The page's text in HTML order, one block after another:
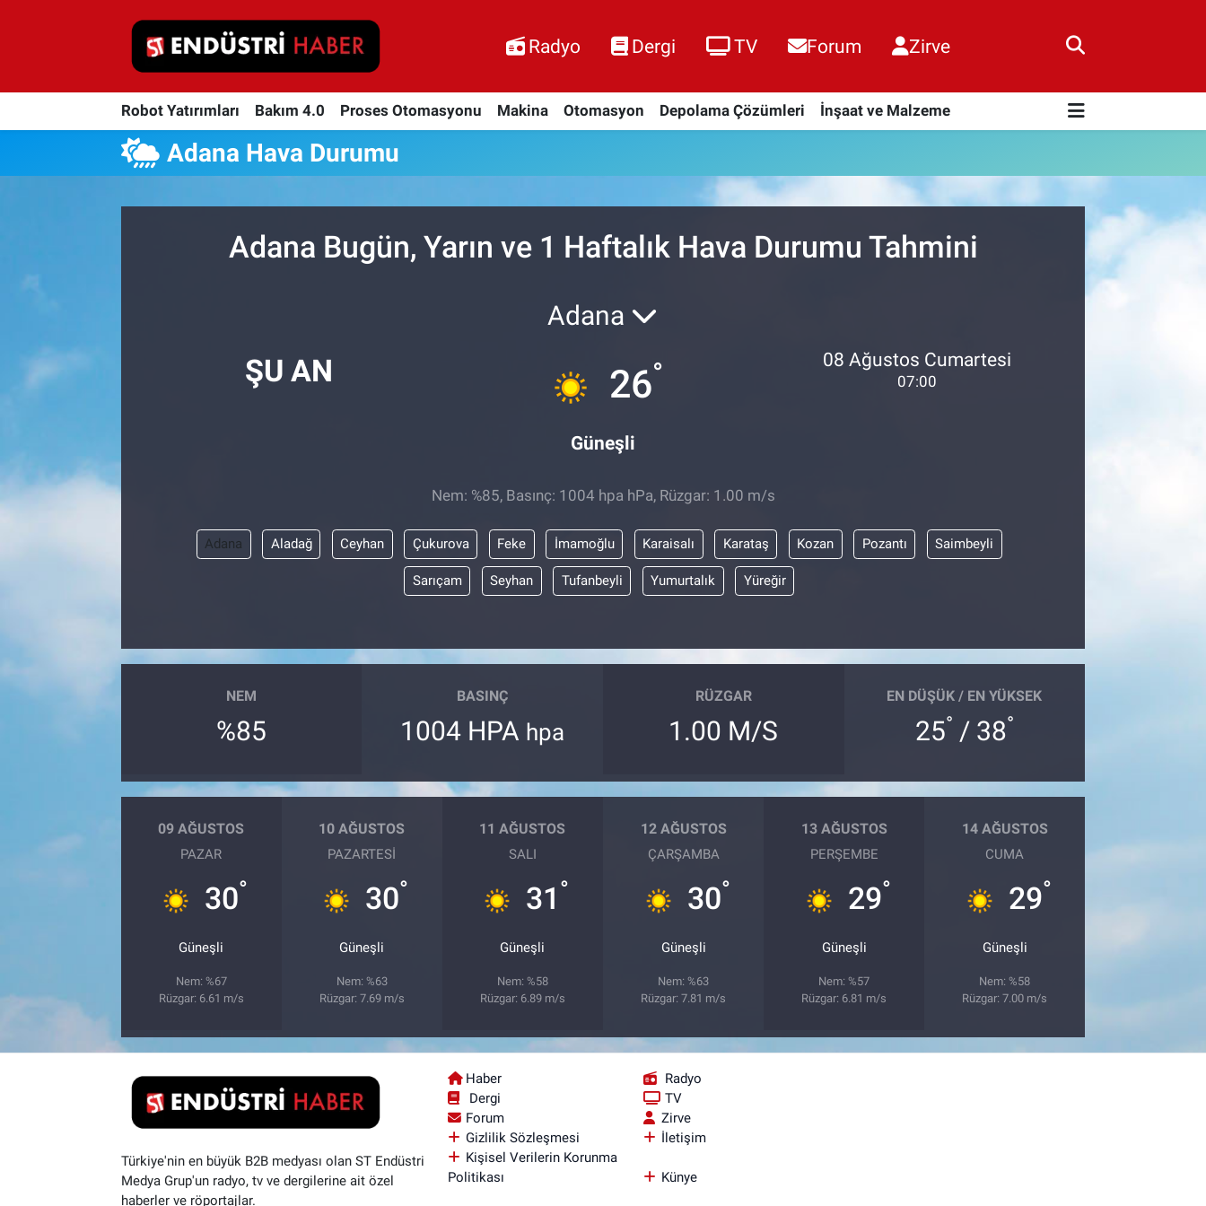
Radyo Dergi TV Forum Zirve
Robot Yatırımları Bakım 4.0 Proses Otomasyonu Makina Otomasyon Depolama Çözümleri İnşaat ve Malzeme
Adana Hava Durumu
Adana Bugün, Yarın ve 1 Haftalık Hava Durumu Tahmini
ŞU AN
Adana
26°
Güneşli
08 Ağustos Cumartesi
07:00
Nem: %85, Basınç: 1004 hpa hPa, Rüzgar: 1.00 m/s
Adana Aladağ Ceyhan Çukurova Feke İmamoğlu Karaisalı Karataş Kozan Pozantı Saimbeyli
Sarıçam Seyhan Tufanbeyli Yumurtalık Yüreğir
NEM
%85
BASINÇ
1004 HPA hpa
RÜZGAR
1.00 M/S
EN DÜŞÜK / EN YÜKSEK
25° / 38°
09 AĞUSTOS
PAZAR
30°
Güneşli
Nem: %67
Rüzgar: 6.61 m/s
10 AĞUSTOS
PAZARTESI
30°
Güneşli
Nem: %63
Rüzgar: 7.69 m/s
11 AĞUSTOS
SALI
31 °
Güneşli
Nem: %58
Rüzgar: 6.89 m/s
12 AĞUSTOS
ÇARŞAMBA
30°
Güneşli
Nem: %63
Rüzgar: 7.81 m/s
13 AĞUSTOS
PERŞEMBE
29°
Güneşli
Nem: %57
Rüzgar: 6.81 m/s
14 AĞUSTOS
CUMA
29°
Güneşli
Nem: %58
Rüzgar: 7.00 m/s
Türkiye'nin en büyük B2B medyası olan ST Endüstri
Medya Grup'un radyo, tv ve dergilerine ait özel
haberler ve röportajlar.
Haber
Radyo
Dergi
TV
Forum
Zirve
Gizlilik Sözleşmesi
İletişim
Kişisel Verilerin Korunma
Politikası
Künye
Robot Yatırımları
Proses Otomasyonu
Enerjisini Üreten Fabrikalar
Endüstri 4.0 Uygulamaları